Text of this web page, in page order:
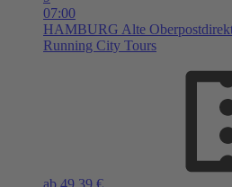
07:00
HAMBURG Alte
Running City Tours
ab 49,39 €